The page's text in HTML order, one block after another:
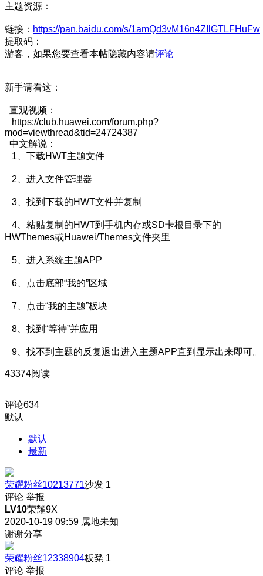
主题资源：
链接： https://pan.baidu.com/s/1amQd3vM16n4ZIlGTLFHuFw
提取码：
游客，如果您要查看本帖隐藏内容请评论
新手请看这：
直观视频：
https://club.huawei.com/forum.php?
mod=viewthread&tid=24724387
中文解说：
1、下载HWT主题文件
2、进入文件管理器
3、找到下载的HWT文件并复制
4、粘贴复制的HWT到手机内存或SD卡根目录下的
HWThemes或Huawei/Themes文件夹里
5、进入系统主题APP
6、点击底部“我的”区域
7、点击“我的主题”板块
8、找到“等待”并应用
9、找不到主题的反复退出进入主题APP直到显示出来即可。
43374阅读
评论634
默认
默认
最新
荣耀粉丝10213771沙发 1
评论 举报
LV10荣耀9X
2020-10-19 09:59 属地未知
谢谢分享
荣耀粉丝12338904板凳 1
评论 举报